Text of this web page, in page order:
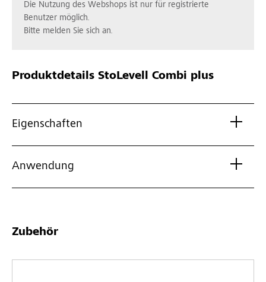
Die Nutzung des Webshops ist nur für registrierte
Benutzer möglich.
Bitte melden Sie sich an.
Produktdetails StoLevell Combi plus
Eigenschaften
Anwendung
Zubehör